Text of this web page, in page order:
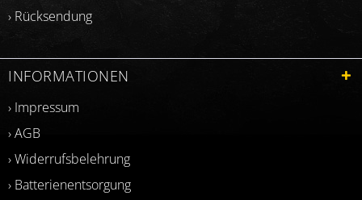
› Rücksendung
INFORMATIONEN
› Impressum
› AGB
› Widerrufsbelehrung
› Batterienentsorgung